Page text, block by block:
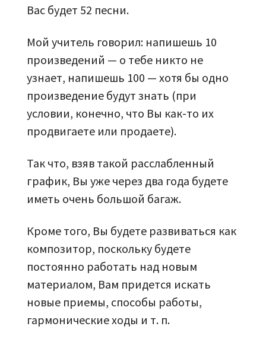
Вас будет 52 песни.
Мой учитель говорил: напишешь 10
произведений — о тебе никто не
узнает, напишешь 100 — хотя бы одно
произведение будут знать (при
условии, конечно, что Вы как-то их
продвигаете или продаете).
Так что, взяв такой расслабленный
график, Вы уже через два года будете
иметь очень большой багаж.
Кроме того, Вы будете развиваться как
композитор, поскольку будете
постоянно работать над новым
материалом, Вам придется искать
новые приемы, способы работы,
гармонические ходы и т. п.